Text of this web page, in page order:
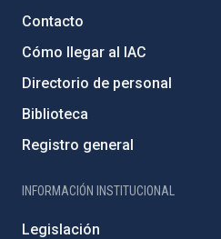
Contacto
Cómo llegar al IAC
Directorio de personal
Biblioteca
Registro general
INFORMACIÓN INSTITUCIONAL
Legislación